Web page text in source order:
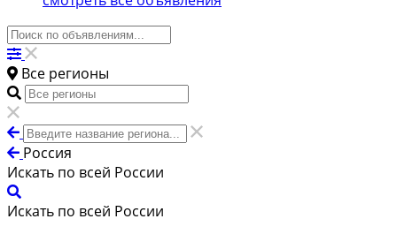
Все регионы
Россия
Искать по всей России
Искать по всей России